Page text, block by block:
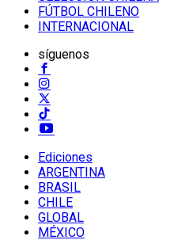
FÚTBOL CHILENO
INTERNACIONAL
síguenos
Ediciones
ARGENTINA
BRASIL
CHILE
GLOBAL
MÉXICO